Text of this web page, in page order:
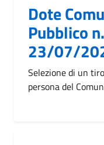
Dote
Pubblico
23/07/
Selezione di un
persona del